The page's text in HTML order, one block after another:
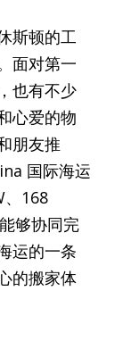
斯顿的工
面对第一
也有不少
心爱的物
朋友推
国际海运
、168
够协同完
运的一条
的搬家体